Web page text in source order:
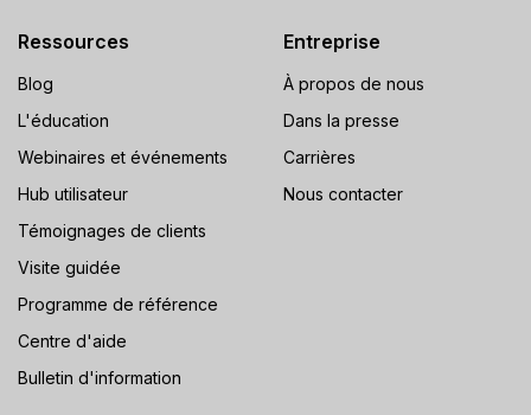
Ressources
Blog
L'éducation
Webinaires et événements
Hub utilisateur
Témoignages de clients
Visite guidée
Programme de référence
Centre d'aide
Bulletin d'information
Entreprise
À propos de nous
Dans la presse
Carrières
Nous contacter